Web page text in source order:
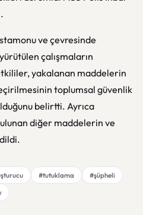
ve çevresinde
çalışmaların
yakalanan maddelerin
toplumsal güvenlik
belirtti. Ayrıca
diğer maddelerin ve
#tutuklama
#şüpheli